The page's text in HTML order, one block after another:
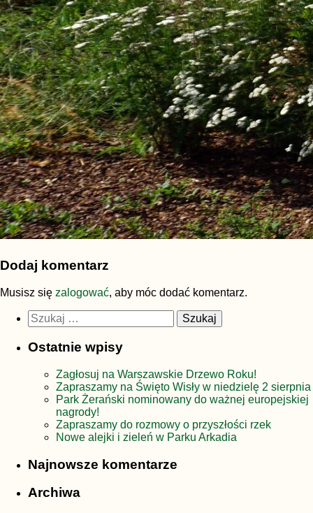
Dodaj komentarz
Musisz się zalogować, aby móc dodać komentarz.
Szukaj:
Ostatnie wpisy
Zagłosuj na Warszawskie Drzewo Roku!
Zapraszamy na Święto Wisły w niedzielę 2 sierpnia
Park Żerański nominowany do ważnej europejskiej
nagrody!
Zapraszamy do rozmowy o przyszłości rzek
Nowe alejki i zieleń w Parku Arkadia
Najnowsze komentarze
Archiwa